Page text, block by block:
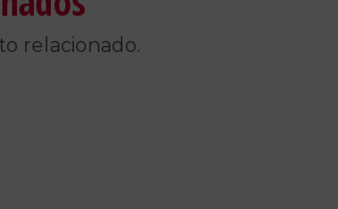
relacionado.